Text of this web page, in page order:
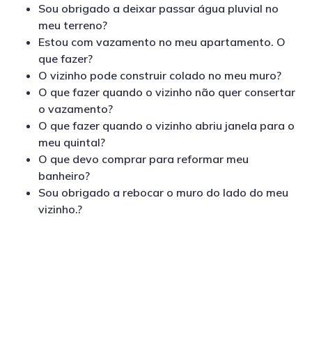
Sou obrigado a deixar passar água pluvial no
meu terreno?
Estou com vazamento no meu apartamento. O
que fazer?
O vizinho pode construir colado no meu muro?
O que fazer quando o vizinho não quer consertar
o vazamento?
O que fazer quando o vizinho abriu janela para o
meu quintal?
O que devo comprar para reformar meu
banheiro?
Sou obrigado a rebocar o muro do lado do meu
vizinho.?